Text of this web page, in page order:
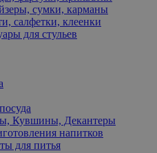
сумки, карманы
салфетки, клеенки
для стульев
Кувшины, Декантеры
напитков
для питья